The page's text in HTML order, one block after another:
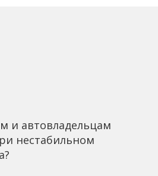
и автовладельцам
нестабильном